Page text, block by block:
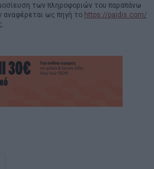
των πληροφοριών του παραπάνω
αναφέρεται ως πηγή το https://paidis.com/